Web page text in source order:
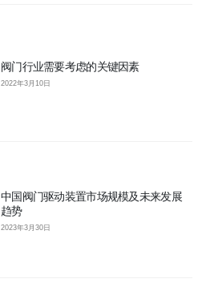
阀门行业需要考虑的关键因素
2022年3月10日
中国阀门驱动装置市场规模及未来发展
趋势
2023年3月30日